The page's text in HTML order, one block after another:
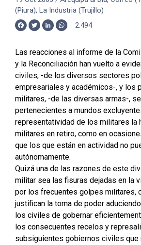
(Piura), La Industria (Trujillo)
Facebook
TwitterLinkedInWhatsApp
2.494
Las reacciones al informe de la
y la Reconciliación han vuelto a
civiles, -de los diversos sectores
empresariales y académicos-, y los
militares, -de las diversas armas-,
pertenecientes a mundos
representatividad de los militares la
militares en retiro, como en
que los que están en actividad no
autónomamente.
Quizá una de las razones de este
militar sea las fisuras dejadas en la
por los frecuentes golpes militares,
justifican la toma de poder
los civiles de gobernar
los consecuentes recelos y
subsiguientes gobiernos civiles que